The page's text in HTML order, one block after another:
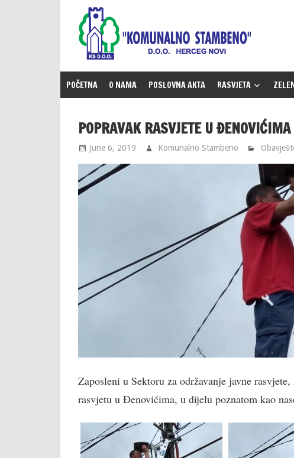
content
POČETNA O NAMA POSLOVNA AKTA RASVJETA
POPRAVAK RASVJETE U ĐENOVIĆIMA
June 6, 2019 Komunalno Stambeno
Zaposleni u Sektoru za održavanje javne
rasvjetu u Đenovićima, u dijelu poznatom kao